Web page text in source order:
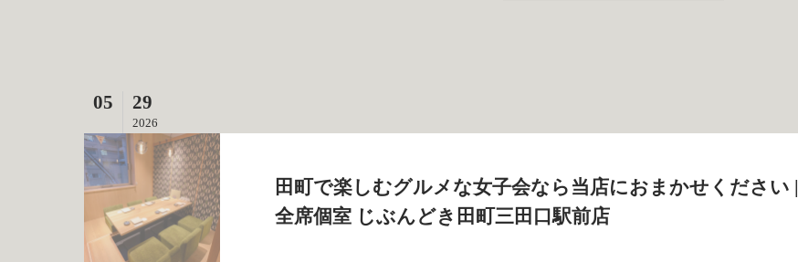
05 29
2026
田町で楽しむグルメな女子会なら当店におまかせください |
全席個室 じぶんどき田町三田口駅前店